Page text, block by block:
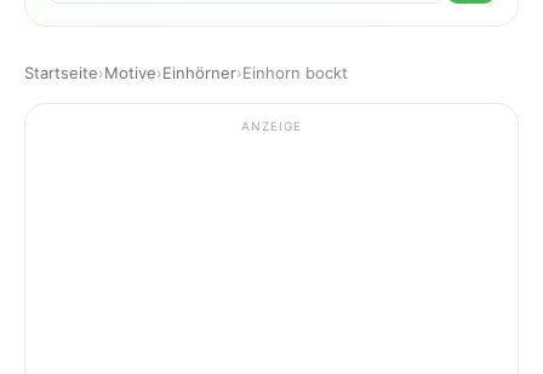
Startseite›Motive›Einhörner›Einhorn bockt
ANZEIGE